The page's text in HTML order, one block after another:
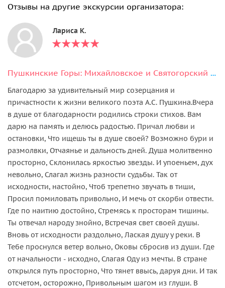
Отзывы на другие экскурсии организатора:
Лариса К.
Пушкинские Горы: Михайловское и Святогорский монастырь
Благодарю за удивительный мир созерцания и
причастности к жизни великого поэта А.С. Пушкина.Вчера
в душе от благодарности родились строки стихов. Вам
дарю на память и делюсь радостью. Причал любви и
остановки, Что ищешь ты в душе своей? Возможно бури и
размолвки, Отчаянье и дальность дней. Душа молитвенно
просторно, Склонилась яркостью звезды. И упоеньем, дух
невольно, Слагал жизнь разности судьбы. Так от
исходности, настойно, Чтоб трепетно звучать в тиши,
Просил помиловать привольно, И мечь от скорби отвести.
Где по наитию достойно, Стремясь к просторам тишины.
Ты отвечал народу знойно, Встречая свет своей душы.
Вновь от исходности раздольно, Лаская душу у реки. В
Тебе проснулся ветер вольно, Оковы сбросив из души. Где
от начальности - исходно, Слагая Оду из мечты. В стране
открылся путь просторно, Что тянет ввысь, даруя дни. И так
отсчетом, осторожно, Привольным шагом из глуши. В